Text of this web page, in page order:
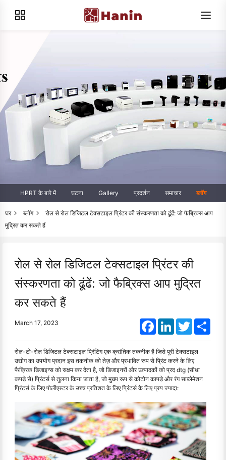
HPRT के बारे में घटना Gallery प्रदर्शन समाचार ब्लॉग
घर ब्लॉग
रोल से रोल डिजिटल टेक्सटाइल प्रिंटर की संस्करणता को ढूंढें: जो फैब्रिक्स आप
मुद्रित कर सकते हैं
रोल से रोल डिजिटल टेक्सटाइल प्रिंटर की
संस्करणता को ढूंढें: जो फैब्रिक्स आप मुद्रित
कर सकते हैं
March 17, 2023 FacebookLinkedInTwitter
रोल-टो-रोल डिजिटल टेक्सटाइल प्रिंटिंग एक क्रांतिक तकनीक है जिसे पूरी टेक्सटाइल
उद्योग का उपयोग प्रदान इस तकनीक को तेज़ और प्रभावित रूप से प्रिंट करने के लिए
फैक्रिक डिजाइन्स को सक्षम कर देता है, जो डिजाइनरों और उत्पादकों को प्रद dtg (सीधा
कपड़े से) प्रिंटर्स से तुलना किया जाता है, जो मुख्य रूप से कोटोन कापड़े और रंग साब्लेमेशन
प्रिंटर्स के लिए पोलीएस्टर के उच्च प्रतिशत के लिए प्रिंटर्स के लिए प्रय ज्यादा: